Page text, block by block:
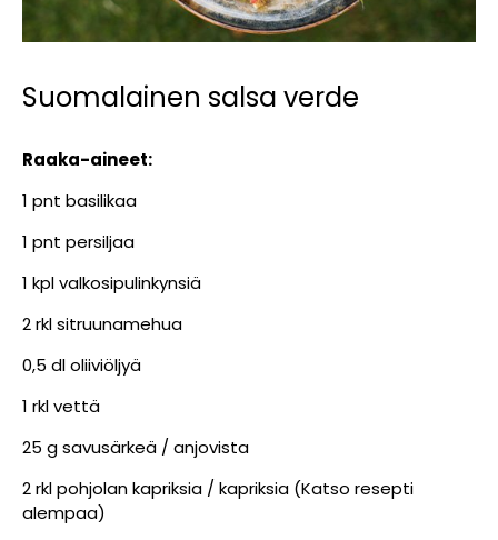
Suomalainen salsa verde
Raaka-aineet:
1 pnt basilikaa
1 pnt persiljaa
1 kpl valkosipulinkynsiä
2 rkl sitruunamehua
0,5 dl oliiviöljyä
1 rkl vettä
25 g savusärkeä / anjovista
2 rkl pohjolan kapriksia / kapriksia (Katso resepti
alempaa)